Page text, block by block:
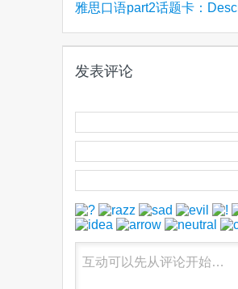
雅思口语part2话题卡：
(12)
发表评论